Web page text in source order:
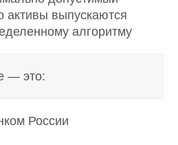
активы выпускаются
алгоритму
— это:
России